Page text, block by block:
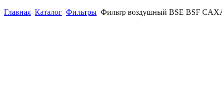
Главная Каталог Фильтры Фильтр воздушный BSE BSF